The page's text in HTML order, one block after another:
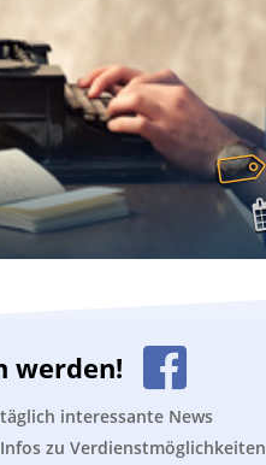
werden!
täglich interessante News
Infos zu Verdienstmöglichkeiten